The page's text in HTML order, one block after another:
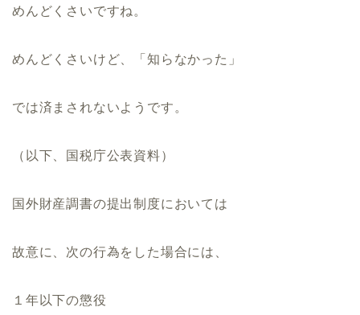
めんどくさいですね。
めんどくさいけど、「知らなかった」
では済まされないようです。
（以下、国税庁公表資料）
国外財産調書の提出制度においては
故意に、次の行為をした場合には、
１年以下の懲役